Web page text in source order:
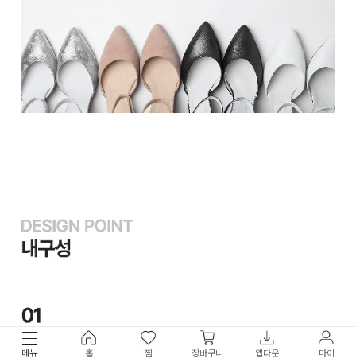
메뉴 홈 찜 장바구니 앱다운 마이